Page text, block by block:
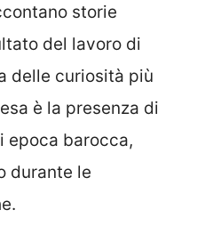
storie
del lavoro di
delle curiosità più
è la presenza di
epoca barocca,
durante le